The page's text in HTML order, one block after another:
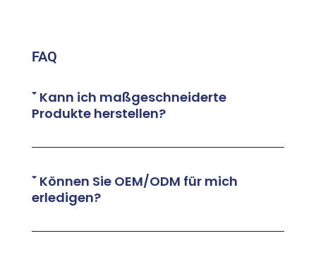
FAQ
Kann ich maßgeschneiderte
Produkte herstellen?
Können Sie OEM/ODM für mich
erledigen?